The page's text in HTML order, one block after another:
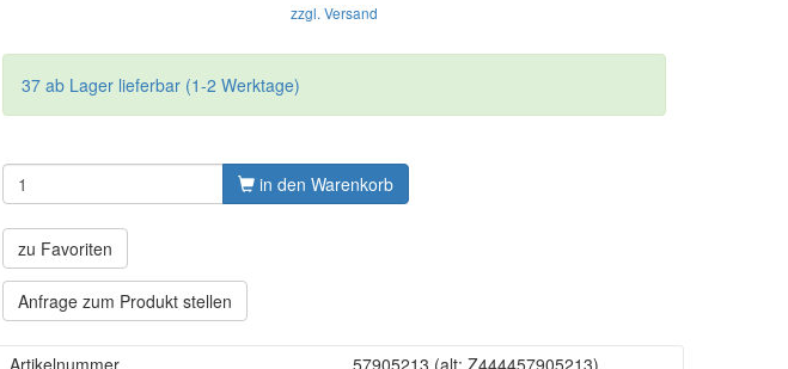
zzgl. Versand
37 ab Lager lieferbar (1-2 Werktage)
in den Warenkorb
zu Favoriten
Anfrage zum Produkt stellen
Artikelnummer 57905213 (alt: Z444457905213)